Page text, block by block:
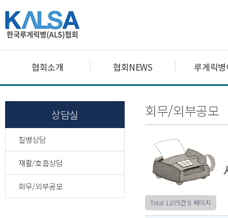
협회소개 협회NEWS 루게릭
상담실
질병상담
재활/호흡상담
회무/외부공모
회무/외부공모
Total 1,075건 8 페이지